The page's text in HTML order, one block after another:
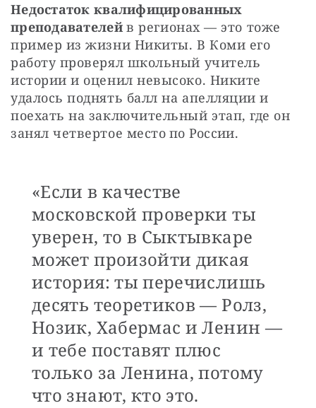
Недостаток квалифицированных
преподавателей в регионах — это тоже
пример из жизни Никиты. В Коми его
работу проверял школьный учитель
истории и оценил невысоко. Никите
удалось поднять балл на апелляции и
поехать на заключительный этап, где он
занял четвертое место по России.
«Если в качестве
московской проверки ты
уверен, то в Сыктывкаре
может произойти дикая
история: ты перечислишь
десять теоретиков — Ролз,
Нозик, Хабермас и Ленин —
и тебе поставят плюс
только за Ленина, потому
что знают, кто это.